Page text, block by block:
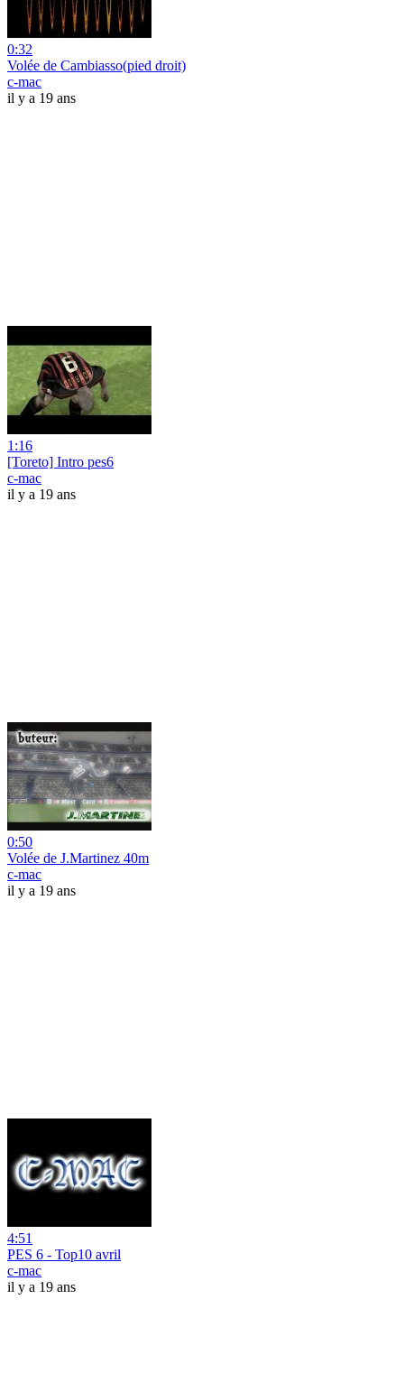
0:32
Volée de Cambiasso(pied droit)
c-mac
il y a 19 ans
1:16
[Toreto] Intro pes6
c-mac
il y a 19 ans
0:50
Volée de J.Martinez 40m
c-mac
il y a 19 ans
4:51
PES 6 - Top10 avril
c-mac
il y a 19 ans